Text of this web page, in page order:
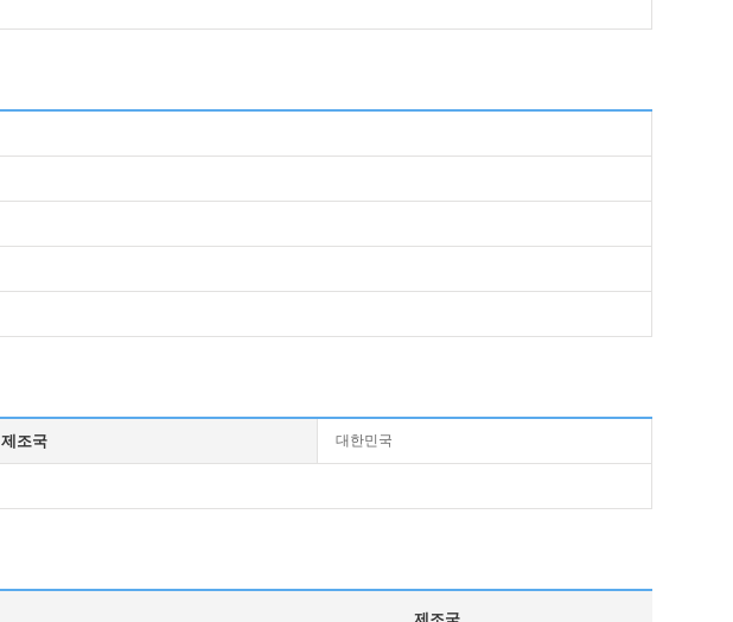
제조국 대한민국